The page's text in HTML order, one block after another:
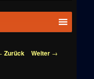
Zurück Weiter →